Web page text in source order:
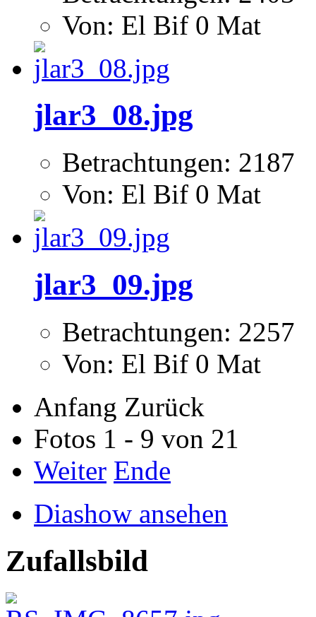
Von: El Bif 0 Mat
jlar3_08.jpg
Betrachtungen: 2187
Von: El Bif 0 Mat
jlar3_09.jpg
Betrachtungen: 2257
Von: El Bif 0 Mat
Anfang Zurück
Fotos 1 - 9 von 21
Weiter Ende
Diashow ansehen
Zufallsbild